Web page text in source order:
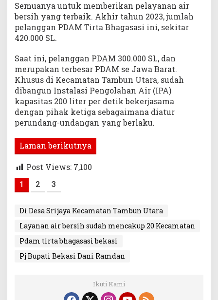
Semuanya untuk memberikan pelayanan air
bersih yang terbaik. Akhir tahun 2023, jumlah
pelanggan PDAM Tirta Bhagasasi ini, sekitar
420.000 SL.
Saat ini, pelanggan PDAM 300.000 SL, dan
merupakan terbesar PDAM se Jawa Barat.
Khusus di Kecamatan Tambun Utara, sudah
dibangun Instalasi Pengolahan Air (IPA)
kapasitas 200 liter per detik bekerjasama
dengan pihak ketiga sebagaimana diatur
perundang-undangan yang berlaku.
Laman berikutnya
Post Views: 7,100
1 2 3
Di Desa Srijaya Kecamatan Tambun Utara
Layanan air bersih sudah mencakup 20 Kecamatan
Pdam tirta bhagasasi bekasi
Pj Bupati Bekasi Dani Ramdan
Ikuti Kami